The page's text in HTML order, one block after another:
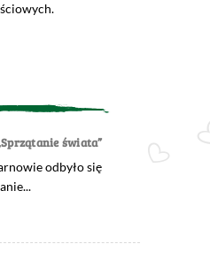
świata”
odbyło się